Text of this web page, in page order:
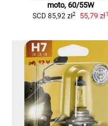
moto, 60/55W
SCD 85,92 zł2 55,79 zł1